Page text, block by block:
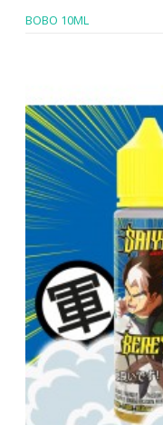
BOBO 10ML